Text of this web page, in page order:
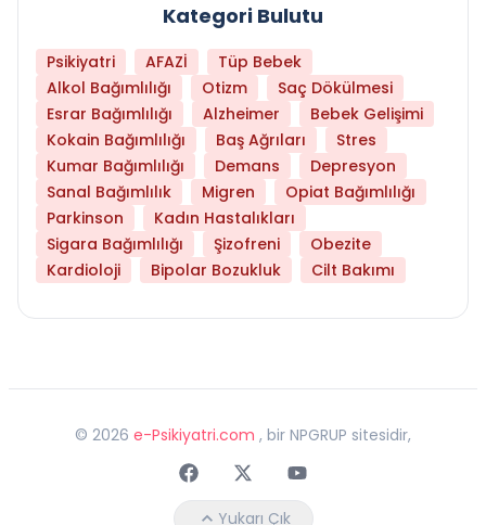
Kategori Bulutu
Psikiyatri AFAZİ
Tüp Bebek
Alkol Bağımlılığı
Otizm
Saç Dökülmesi
Esrar Bağımlılığı
Alzheimer
Bebek Gelişimi
Kokain Bağımlılığı
Baş Ağrıları
Stres
Kumar Bağımlılığı
Demans
Depresyon
Sanal Bağımlılık
Migren
Opiat Bağımlılığı
Parkinson
Kadın Hastalıkları
Sigara Bağımlılığı
Şizofreni
Obezite
Kardioloji
Bipolar Bozukluk Cilt Bakımı
© 2026 e-Psikiyatri.com , bir NPGRUP sitesidir,
FaceebokTwitterYoutube
Yukarı Çık